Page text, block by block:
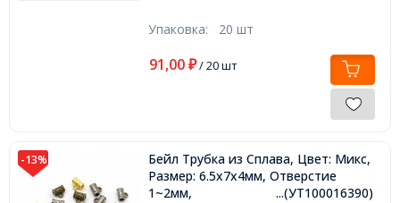
Упаковка: 20 шт
91,00 ₽/ 20 шт
-13%
Бейл Трубка из Сплава, Цвет: Микс,
Размер: 6.5x7x4мм, Отверстие
1~2мм,
...(УТ100016390)